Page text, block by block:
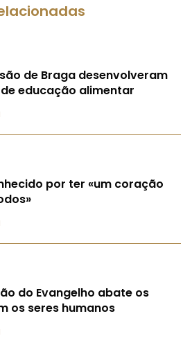
de Braga desenvolveram
educação alimentar
por ter «um coração
do Evangelho abate os
os seres humanos